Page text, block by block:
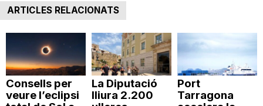
ARTICLES RELACIONATS
Consells per
veure l’eclipsi
La Diputació
lliura 2.200
Port
Tarragona